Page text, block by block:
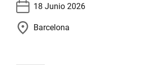
18 Junio 2026
Barcelona